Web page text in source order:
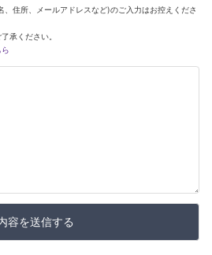
住所、メールアドレスなど)のご入力はお控えくださ
承ください。
容を送信する